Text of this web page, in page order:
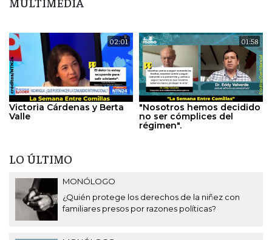
02:01
Victoria Cárdenas y Berta
Valle
01:58
"Nosotros hemos decidido
no ser cómplices del
régimen".
LO ÚLTIMO
MONÓLOGO
¿Quién protege los derechos de la niñez con
familiares presos por razones políticas?